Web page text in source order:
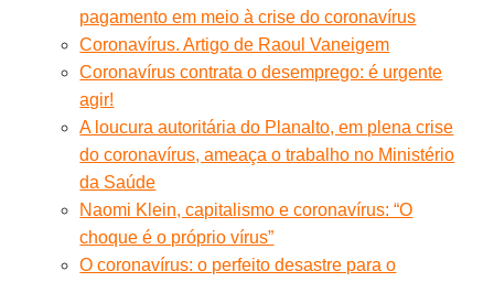
pagamento em meio à crise do coronavírus
Coronavírus. Artigo de Raoul Vaneigem
Coronavírus contrata o desemprego: é urgente
agir!
A loucura autoritária do Planalto, em plena crise
do coronavírus, ameaça o trabalho no Ministério
da Saúde
Naomi Klein, capitalismo e coronavírus: “O
choque é o próprio vírus”
O coronavírus: o perfeito desastre para o